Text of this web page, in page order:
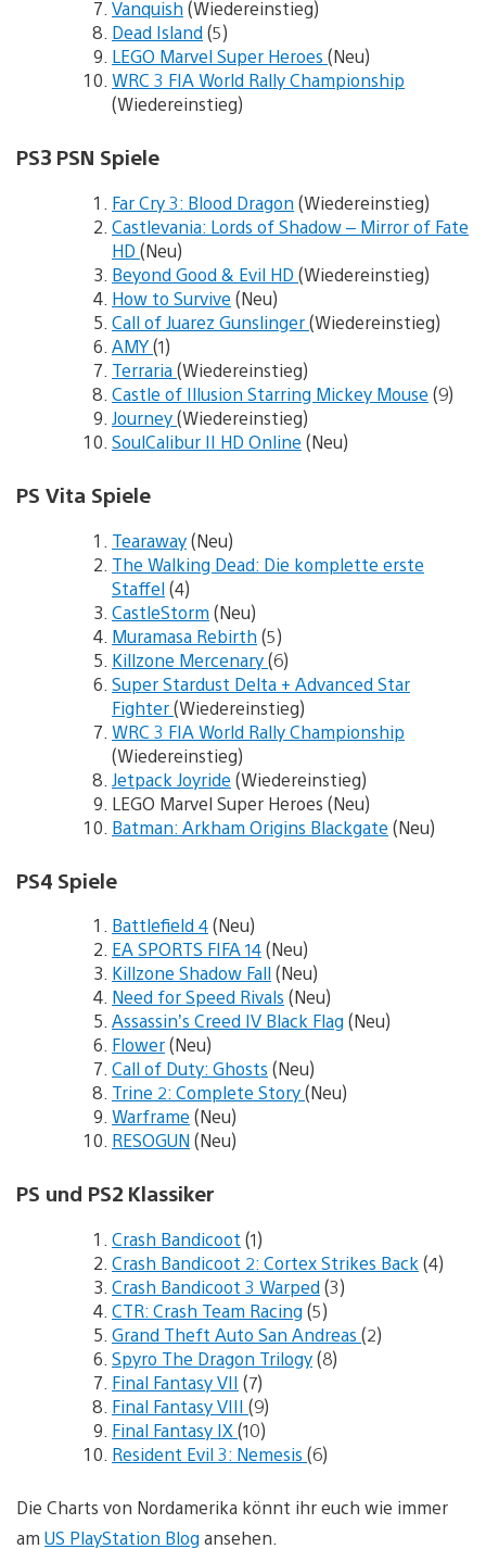
Vanquish (Wiedereinstieg)
Dead Island (5)
LEGO Marvel Super Heroes (Neu)
WRC 3 FIA World Rally Championship
(Wiedereinstieg)
PS3 PSN Spiele
Far Cry 3: Blood Dragon (Wiedereinstieg)
Castlevania: Lords of Shadow – Mirror of Fate
HD (Neu)
Beyond Good & Evil HD (Wiedereinstieg)
How to Survive (Neu)
Call of Juarez Gunslinger(Wiedereinstieg)
AMY(1)
Terraria(Wiedereinstieg)
Castle of Illusion Starring Mickey Mouse (9)
Journey(Wiedereinstieg)
SoulCalibur II HD Online (Neu)
PS Vita Spiele
Tearaway(Neu)
The Walking Dead: Die komplette erste
Staffel(4)
CastleStorm (Neu)
Muramasa Rebirth (5)
Killzone Mercenary(6)
Super Stardust Delta + Advanced Star
Fighter(Wiedereinstieg)
WRC 3 FIA World Rally Championship
(Wiedereinstieg)
Jetpack Joyride (Wiedereinstieg)
LEGO Marvel Super Heroes (Neu)
Batman: Arkham Origins Blackgate (Neu)
PS4 Spiele
Battlefield 4(Neu)
EA SPORTS FIFA 14(Neu)
Killzone Shadow Fall(Neu)
Need for Speed Rivals (Neu)
Assassin’s Creed IV Black Flag (Neu)
Flower(Neu)
Call of Duty: Ghosts (Neu)
Trine 2: Complete Story(Neu)
Warframe (Neu)
RESOGUN (Neu)
PS und PS2 Klassiker
Crash Bandicoot (1)
Crash Bandicoot 2: Cortex Strikes Back (4)
Crash Bandicoot 3 Warped (3)
CTR: Crash Team Racing (5)
Grand Theft Auto San Andreas (2)
Spyro The Dragon Trilogy(8)
Final Fantasy VII (7)
Final Fantasy VIII (9)
Final Fantasy IX (10)
Resident Evil 3: Nemesis (6)
Die Charts von Nordamerika könnt ihr euch wie immer
am US PlayStation Blog ansehen.